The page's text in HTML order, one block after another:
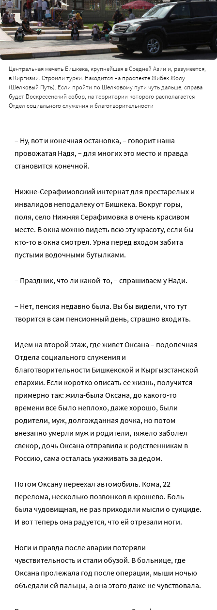
Центральная мечеть Бишкека, крупнейшая в Средней Азии и, разумеется,
в Киргизии. Строили турки. Находится на проспекте Жибек Жолу
(Шелковый Путь). Если пройти по Шелковому пути чуть дальше, справа
будет Воскресенский собор, на территории которого располагается
Отдел социального служения и благотворительности
– Ну, вот и конечная остановка, – говорит наша
провожатая Надя, – для многих это место и правда
становится конечной.
Нижне-Серафимовский интернат для престарелых и
инвалидов неподалеку от Бишкека. Вокруг горы,
поля, село Нижняя Серафимовка в очень красивом
месте. В окна можно видеть всю эту красоту, если бы
кто-то в окна смотрел. Урна перед входом забита
пустыми водочными бутылками.
– Праздник, что ли какой-то, – спрашиваем у Нади.
– Нет, пенсия недавно была. Вы бы видели, что тут
творится в сам пенсионный день, страшно входить.
Идем на второй этаж, где живет Оксана – подопечная
Отдела социального служения и
благотворительности Бишкекской и Кыргызстанской
епархии. Если коротко описать ее жизнь, получится
примерно так: жила-была Оксана, до какого-то
времени все было неплохо, даже хорошо, были
родители, муж, долгожданная дочка, но потом
внезапно умерли муж и родители, тяжело заболел
свекор, дочь Оксана отправила к родственникам в
Россию, сама осталась ухаживать за дедом.
Потом Оксану переехал автомобиль. Кома, 22
перелома, несколько позвонков в крошево. Боль
была чудовищная, не раз приходили мысли о суициде.
И вот теперь она радуется, что ей отрезали ноги.
Ноги и правда после аварии потеряли
чувствительность и стали обузой. В больнице, где
Оксана пролежала год после операции, мыши ночью
объедали ей пальцы, а она этого даже не чувствовала.